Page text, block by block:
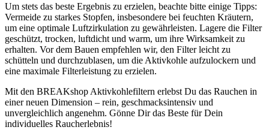
Um stets das beste Ergebnis zu erzielen, beachte bitte einige Tipps:
Vermeide zu starkes Stopfen, insbesondere bei feuchten Kräutern,
um eine optimale Luftzirkulation zu gewährleisten. Lagere die Filter
geschützt, trocken, luftdicht und warm, um ihre Wirksamkeit zu
erhalten. Vor dem Bauen empfehlen wir, den Filter leicht zu
schütteln und durchzublasen, um die Aktivkohle aufzulockern und
eine maximale Filterleistung zu erzielen.
Mit den BREAKshop Aktivkohlefiltern erlebst Du das Rauchen in
einer neuen Dimension – rein, geschmacksintensiv und
unvergleichlich angenehm. Gönne Dir das Beste für Dein
individuelles Raucherlebnis!